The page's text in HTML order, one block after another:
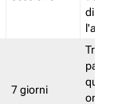
7 giorni